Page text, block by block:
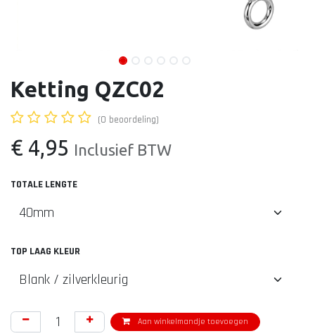
Ketting QZC02
(0 beoordeling)
€ 4,95 Inclusief BTW
TOTALE LENGTE
TOP LAAG KLEUR
Aan winkelmandje toevoegen